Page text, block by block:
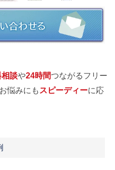
談や24時間つながるフリー
悩みにも スピーディーに応